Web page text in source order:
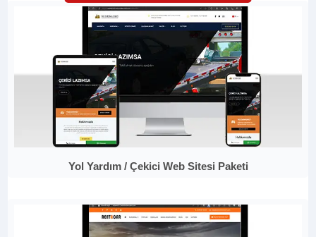
Yol Yardım / Çekici Web Sitesi Paketi